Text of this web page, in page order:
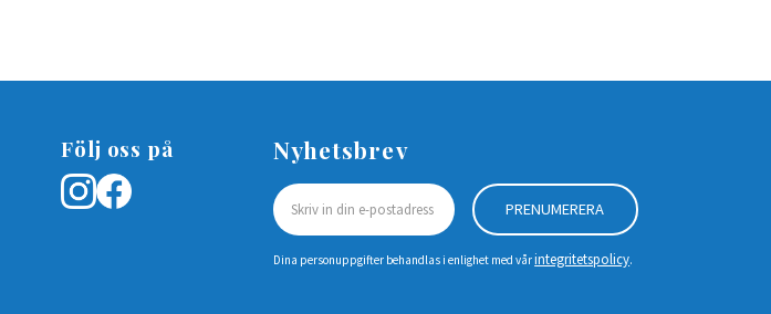
Följ oss på Nyhetsbrev
PRENUMERERA
Dina personuppgifter behandlas i enlighet med vårintegritetspolicy.